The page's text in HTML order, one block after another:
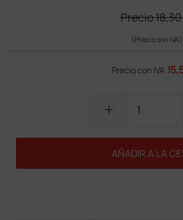
Precio
(Precio sin IVA)
Precio con IVA
add
AÑADIR A LA